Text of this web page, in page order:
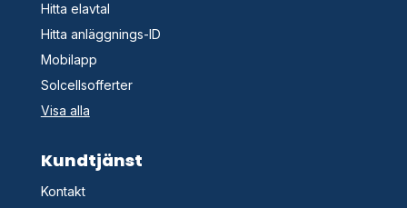
Hitta elavtal
Hitta anläggnings-ID
Mobilapp
Solcellsofferter
Visa alla
Kundtjänst
Kontakt